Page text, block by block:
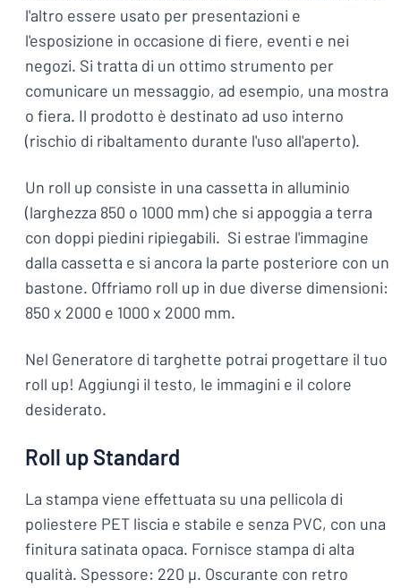
l'altro essere usato per presentazioni e
l'esposizione in occasione di fiere, eventi e nei
negozi. Si tratta di un ottimo strumento per
comunicare un messaggio, ad esempio, una mostra
o fiera. Il prodotto è destinato ad uso interno
(rischio di ribaltamento durante l'uso all'aperto).
Un roll up consiste in una cassetta in alluminio
(larghezza 850 o 1000 mm) che si appoggia a terra
con doppi piedini ripiegabili. Si estrae l'immagine
dalla cassetta e si ancora la parte posteriore con un
bastone. Offriamo roll up in due diverse dimensioni:
850 x 2000 e 1000 x 2000 mm.
Nel Generatore di targhette potrai progettare il tuo
roll up! Aggiungi il testo, le immagini e il colore
desiderato.
Roll up Standard
La stampa viene effettuata su una pellicola di
poliestere PET liscia e stabile e senza PVC, con una
finitura satinata opaca. Fornisce stampa di alta
qualità. Spessore: 220 µ. Oscurante con retro